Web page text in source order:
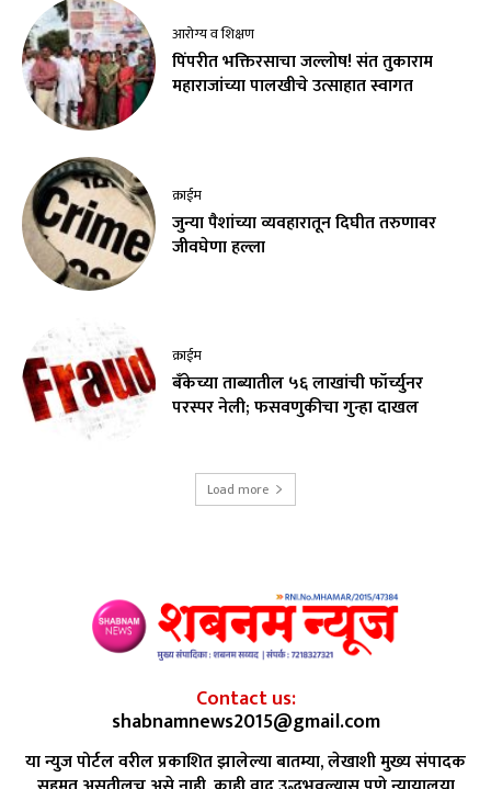
आरोग्य व शिक्षण
पिंपरीत भक्तिरसाचा जल्लोष! संत तुकाराम
महाराजांच्या पालखीचे उत्साहात स्वागत
क्राईम
जुन्या पैशांच्या व्यवहारातून दिघीत तरुणावर
जीवघेणा हल्ला
क्राईम
बँकेच्या ताब्यातील ५६ लाखांची फॉर्च्युनर
परस्पर नेली; फसवणुकीचा गुन्हा दाखल
Load more
Contact us:
shabnamnews2015@gmail.com
या न्युज पोर्टल वरील प्रकाशित झालेल्या बातम्या, लेखाशी मुख्य संपादक